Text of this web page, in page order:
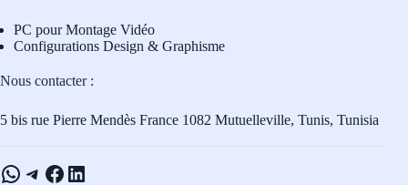
PC pour Montage Vidéo
Configurations Design & Graphisme
Nous contacter :
5 bis rue Pierre Mendès France 1082 Mutuelleville, Tunis, Tunisia
WhatsApp
Telegram
Facebook
LinkedIn